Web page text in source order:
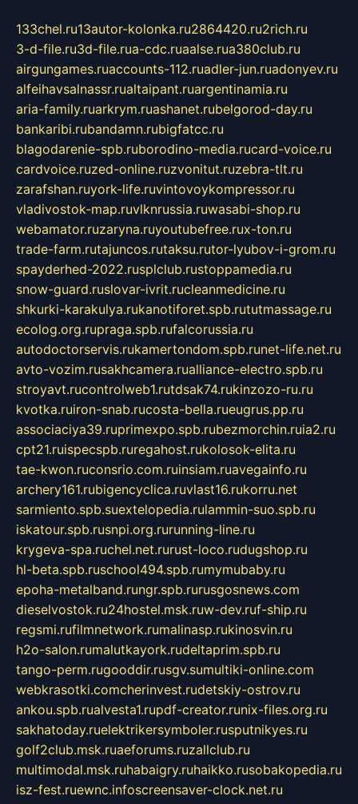
133chel.ru13autor-kolonka.ru2864420.ru2rich.ru
3-d-file.ru3d-file.rua-cdc.ruaalse.rua380club.ru
airgungames.ruaccounts-112.ruadler-jun.ruadonyev.ru
alfeihavsalnassr.rualtaipant.ruargentinamia.ru
aria-family.ruarkrym.ruashanet.rubelgorod-day.ru
bankaribi.rubandamn.rubigfatcc.ru
blagodarenie-spb.ruborodino-media.rucard-voice.ru
cardvoice.ruzed-online.ruzvonitut.ruzebra-tlt.ru
zarafshan.ruyork-life.ruvintovoykompressor.ru
vladivostok-map.ruvlknrussia.ruwasabi-shop.ru
webamator.ruzaryna.ruyoutubefree.rux-ton.ru
trade-farm.rutajuncos.rutaksu.rutor-lyubov-i-grom.ru
spayderhed-2022.rusplclub.rustoppamedia.ru
snow-guard.ruslovar-ivrit.rucleanmedicine.ru
shkurki-karakulya.rukanotiforet.spb.rututmassage.ru
ecolog.org.rupraga.spb.rufalcorussia.ru
autodoctorservis.rukamertondom.spb.runet-life.net.ru
avto-vozim.rusakhcamera.rualliance-electro.spb.ru
stroyavt.rucontrolweb1.rutdsak74.rukinzozo-ru.ru
kvotka.ruiron-snab.rucosta-bella.rueugrus.pp.ru
associaciya39.ruprimexpo.spb.rubezmorchin.ruia2.ru
cpt21.ruispecspb.ruregahost.rukolosok-elita.ru
tae-kwon.ruconsrio.com.ruinsiam.ruavegainfo.ru
archery161.rubigencyclica.ruvlast16.rukorru.net
sarmiento.spb.suextelopedia.rulammin-suo.spb.ru
iskatour.spb.rusnpi.org.rurunning-line.ru
krygeva-spa.ruchel.net.rurust-loco.rudugshop.ru
hl-beta.spb.ruschool494.spb.rumymubaby.ru
epoha-metalband.rungr.spb.rurusgosnews.com
dieselvostok.ru24hostel.msk.ruw-dev.ruf-ship.ru
regsmi.rufilmnetwork.rumalinasp.rukinosvin.ru
h2o-salon.rumalutkayork.rudeltaprim.spb.ru
tango-perm.rugooddir.rusgv.sumultiki-online.com
webkrasotki.comcherinvest.rudetskiy-ostrov.ru
ankou.spb.rualvesta1.rupdf-creator.runix-files.org.ru
sakhatoday.ruelektrikersymboler.rusputnikyes.ru
golf2club.msk.ruaeforums.ruzallclub.ru
multimodal.msk.ruhabaigry.ruhaikko.rusobakopedia.ru
isz-fest.ruewnc.infoscreensaver-clock.net.ru